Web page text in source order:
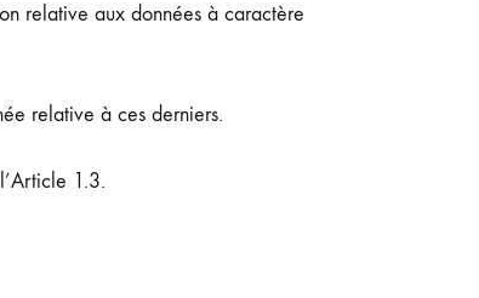
relative aux données à caractère
relative à ces derniers.
1.3.